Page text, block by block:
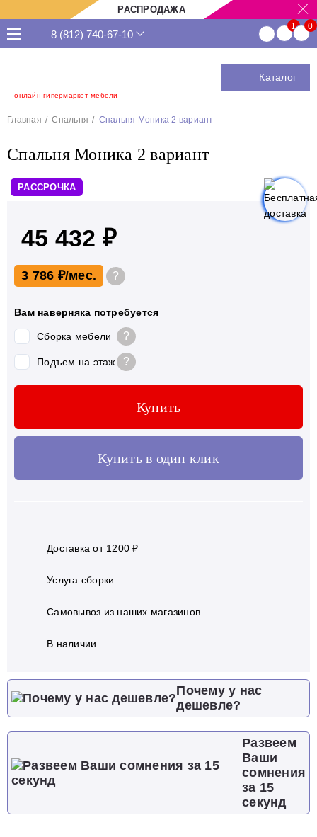
РАСПРОДАЖА
онлайн гипермаркет мебели
8 (812) 740-67-10
Каталог
Главная Спальня Спальня Моника 2 вариант
Спальня Моника 2 вариант
РАССРОЧКА
45 432 ₽
3 786 ₽ ?
Вам наверняка потребуется
Сборка мебели ?
Подъем на этаж ?
Купить
Купить в один клик
Доставка от 1200 ₽
Услуга сборки
Самовывоз из наших магазинов
В наличии
Почему у нас
дешевле?
Развеем
Ваши
сомнения
за 15
секунд